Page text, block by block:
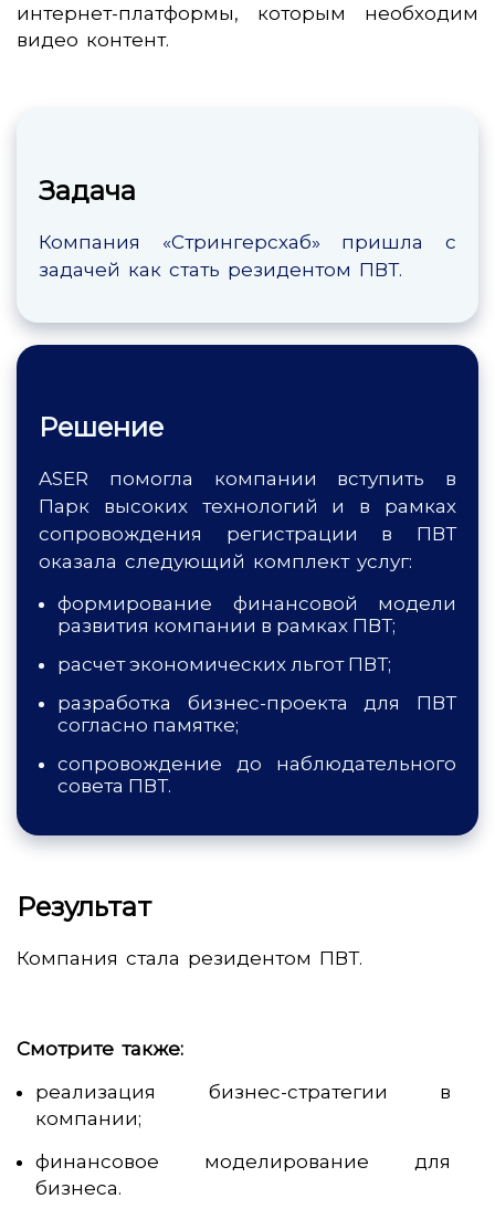
интернет-платформы, которым необходим
видео контент.
Задача
Компания «Стрингерсхаб» пришла с
задачей как стать резидентом ПВТ.
Решение
ASER помогла компании вступить в
Парк высоких технологий и в рамках
сопровождения регистрации в ПВТ
оказала следующий комплект услуг:
формирование финансовой модели
развития компании в рамках ПВТ;
расчет экономических льгот ПВТ;
разработка бизнес-проекта для ПВТ
согласно памятке;
сопровождение до наблюдательного
совета ПВТ.
Результат
Компания стала резидентом ПВТ.
Смотрите также:
реализация бизнес-стратегии в
компании;
финансовое моделирование для
бизнеса.